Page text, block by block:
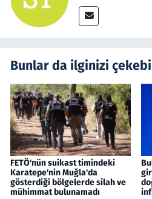
Bunlar da ilginizi
FETÖ'nün suikast timindeki
Karatepe'nin Muğla'da
gösterdiği bölgelerde silah ve
mühimmat bulunamadı